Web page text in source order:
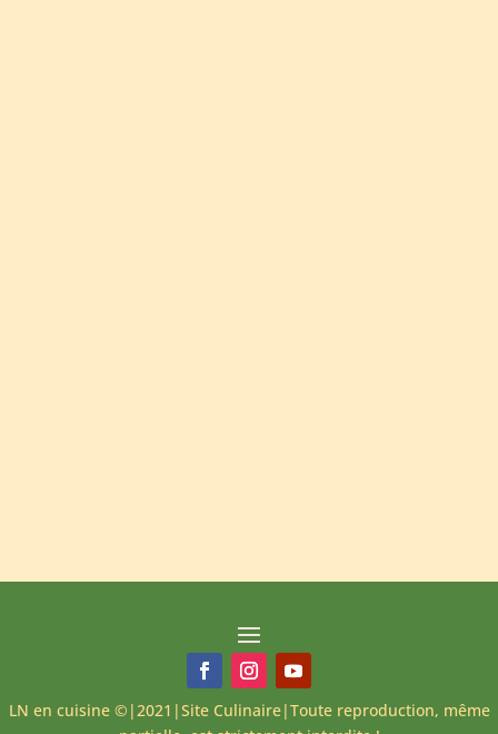
LN en cuisine ©|2021|Site Culinaire|Toute reproduction, même